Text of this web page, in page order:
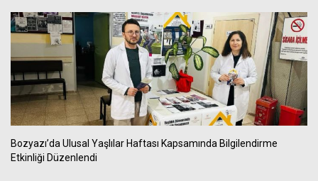
Bozyazı’da Ulusal Yaşlılar Haftası Kapsamında Bilgilendirme
Etkinliği Düzenlendi